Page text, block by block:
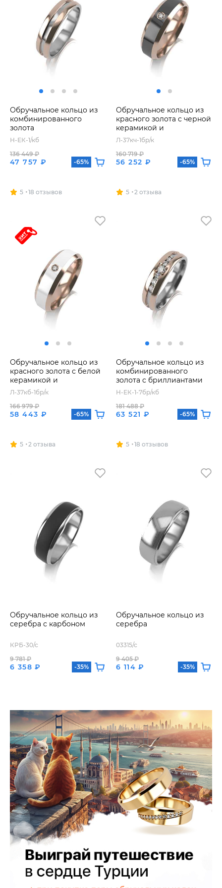
Обручальное кольцо из
комбинированного
золота
Н-ЕК-1/кб
47 757 ₽
136 449 ₽
-65%
5 18 отзывов
Обручальное кольцо из
красного золота с черной
керамикой и
бриллиантом
Л-37кч-1бр/к
56 252 ₽
160 719 ₽
-65%
5 2 отзыва
Обручальное кольцо из
красного золота с белой
керамикой и
бриллиантом
Л-37кб-1бр/к
58 443 ₽
166 979 ₽
-65%
5 2 отзыва
Обручальное кольцо из
комбинированного
золота с бриллиантами
Н-ЕК-1-7бр/кб
63 521 ₽
181 488 ₽
-65%
5 18 отзывов
Обручальное кольцо из
серебра с карбоном
КРБ-30/с
6 358 ₽
9 781 ₽
-35%
Обручальное кольцо из
серебра
03315/с
6 114 ₽
9 405 ₽
-35%